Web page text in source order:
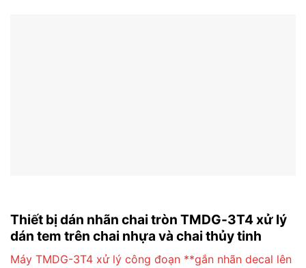
Thiết bị dán nhãn chai tròn TMDG-3T4 xử lý
dán tem trên chai nhựa và chai thủy tinh
Máy TMDG-3T4 xử lý công đoạn **gắn nhãn decal lên